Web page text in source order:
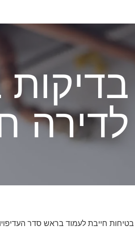
לדירה
בטיחות חייבת לעמוד בראש סדר